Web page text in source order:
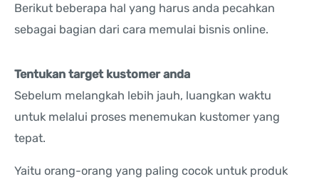
Berikut beberapa hal yang harus anda pecahkan
sebagai bagian dari cara memulai bisnis online.
Tentukan target kustomer anda
Sebelum melangkah lebih jauh, luangkan waktu
untuk melalui proses menemukan kustomer yang
tepat.
Yaitu orang-orang yang paling cocok untuk produk